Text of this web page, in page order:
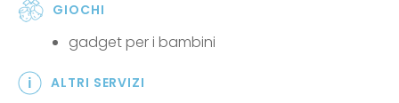
GIOCHI
gadget per i bambini
ALTRI SERVIZI